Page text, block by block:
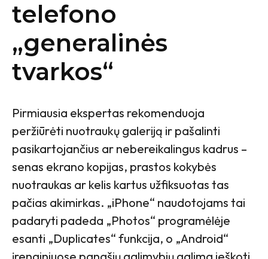
telefono
„generalinės
tvarkos“
Pirmiausia ekspertas rekomenduoja
peržiūrėti nuotraukų galeriją ir pašalinti
pasikartojančius ar nebereikalingus kadrus –
senas ekrano kopijas, prastos kokybės
nuotraukas ar kelis kartus užfiksuotas tas
pačias akimirkas. „iPhone“ naudotojams tai
padaryti padeda „Photos“ programėlėje
esanti „Duplicates“ funkcija, o „Android“